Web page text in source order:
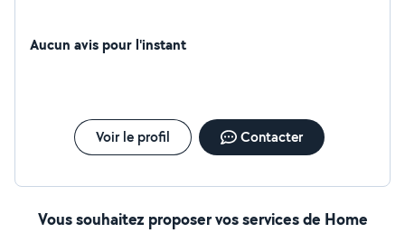
Aucun avis pour l'instant
Voir le profil Contacter
Vous souhaitez proposer vos services de Home